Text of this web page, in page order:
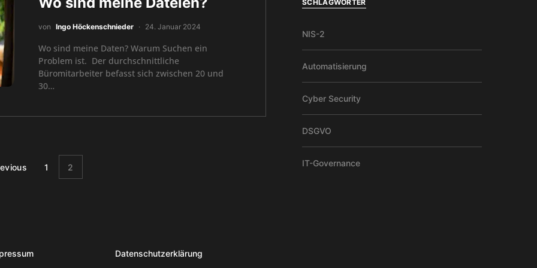
von Ingo Höckenschnieder 24. Januar 2024
Wo sind meine Daten? Warum Suchen ein
Problem ist. Der durchschnittliche
Büromitarbeiter befasst sich zwischen 20 und
30…
1 2
SCHLAGWÖRTER
NIS-2
Automatisierung
Cyber Security
DSGVO
IT-Governance
Datenschutzerklärung